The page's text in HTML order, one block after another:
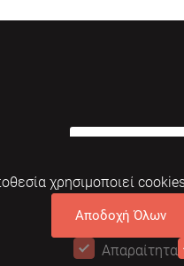
χρησιμοποιεί
Αποδοχή Όλων
Απαραίτητα